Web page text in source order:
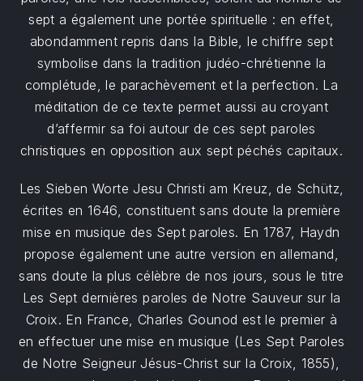
sept a également une portée spirituelle : en effet,
abondamment repris dans la Bible, le chiffre sept
symbolise dans la tradition judéo-chrétienne la
complétude, le parachèvement et la perfection. La
méditation de ce texte permet aussi au croyant
d’affermir sa foi autour de ces sept paroles
christiques en opposition aux sept péchés capitaux.
Les Sieben Worte Jesu Christi am Kreuz, de Schütz,
écrites en 1646, constituent sans doute la première
mise en musique des Sept paroles. En 1787, Haydn
propose également une autre version en allemand,
sans doute la plus célèbre de nos jours, sous le titre
Les Sept dernières paroles de Notre Sauveur sur la
Croix. En France, Charles Gounod est le premier à
en effectuer une mise en musique (Les Sept Paroles
de Notre Seigneur Jésus-Christ sur la Croix, 1855),